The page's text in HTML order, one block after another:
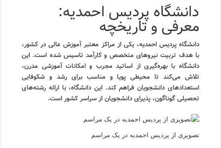
دانشگاه پردیس احمدیه:
معرفی و تاریخچه
دانشگاه پردیس احمدیه، یکی از مراکز معتبر آموزش عالی در کشور،
با هدف تربیت نیروهای متخصص و کارآمد تاسیس شده است. این
دانشگاه با بهره‌گیری از اساتید مجرب و امکانات آموزشی مدرن،
تلاش می‌کند تا محیطی پویا و مناسب برای رشد و شکوفایی
استعدادهای دانشجویان فراهم کند. این دانشگاه، با ارائه رشته‌های
تحصیلی گوناگون، پذیرای دانشجویان از سراسر کشور است.
تصویری از پردیس احمدیه در یک مراسم